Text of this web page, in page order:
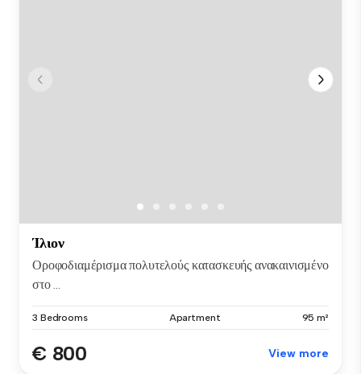
Ίλιον
Οροφοδιαμέρισμα πολυτελούς κατασκευής ανακαινισμένο
στο ...
3 Bedrooms Apartment 95 m²
€ 800 View more